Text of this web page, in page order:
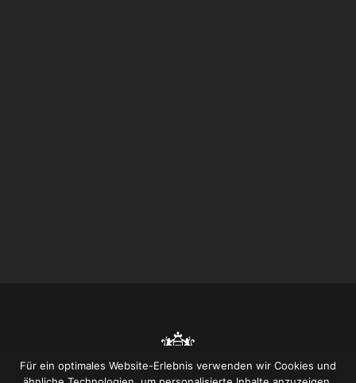
Für ein optimales Website-Erlebnis verwenden wir Cookies und